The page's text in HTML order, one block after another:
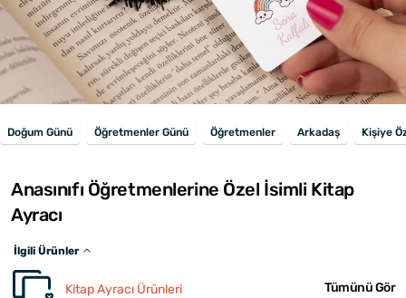
Doğum Günü Öğretmenler Günü Öğretmenler Arkadaş Kişiye
Anasınıfı Öğretmenlerine Özel İsimli Kitap
Ayracı
İlgili Ürünler
Kitap Ayracı Ürünleri Tümünü Gör